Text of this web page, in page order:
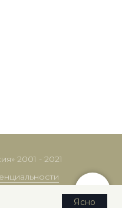
Ясно
2001 - 2021